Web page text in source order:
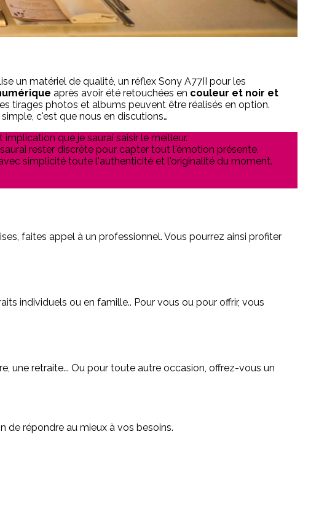
un matériel de qualité, un réflex Sony A77II pour les
après avoir été retouchées en couleur et noir et
tirages photos et albums peuvent être réalisés en option.
c'est que nous en discutions…
que je saurai saisir le meilleur.
rester discrète pour capter tout l'émotion présente.
simplicité toute l'authenticité et l'originalité du moment.
faites appel à un professionnel. Vous pourrez ainsi profiter
individuels ou en famille.. Pour vous ou pour offrir, vous
une retraite... Ou pour toute autre occasion, offrez-vous un
de répondre au mieux à vos besoins.